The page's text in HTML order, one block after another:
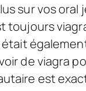
sur vos oral
de viagra
est